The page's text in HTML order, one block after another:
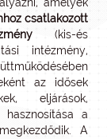
csatlakozott
(kis-és
intézmény,
az idősek
eljárások,
a
A